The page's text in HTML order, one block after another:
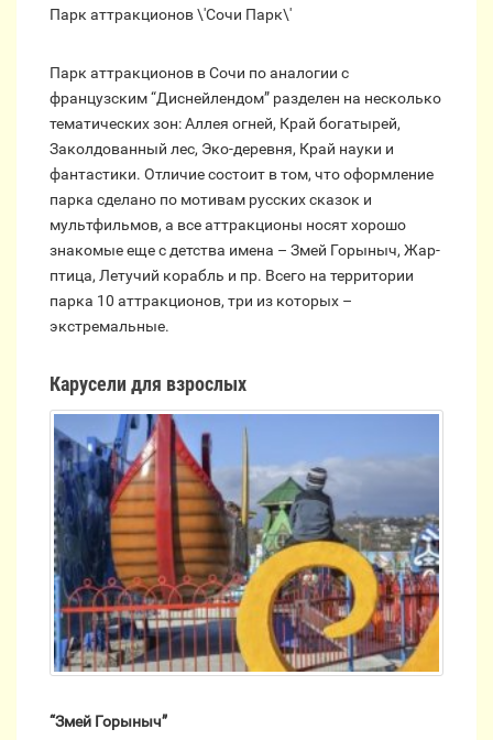
Парк аттракционов \'Сочи Парк\'
Парк аттракционов в Сочи по аналогии с
французским “Диснейлендом” разделен на несколько
тематических зон: Аллея огней, Край богатырей,
Заколдованный лес, Эко-деревня, Край науки и
фантастики. Отличие состоит в том, что оформление
парка сделано по мотивам русских сказок и
мультфильмов, а все аттракционы носят хорошо
знакомые еще с детства имена – Змей Горыныч, Жар-
птица, Летучий корабль и пр. Всего на территории
парка 10 аттракционов, три из которых –
экстремальные.
Карусели для взрослых
“Змей Горыныч”